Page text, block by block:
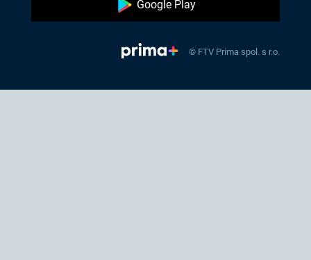
Google Play
© FTV Prima spol. s r.o.